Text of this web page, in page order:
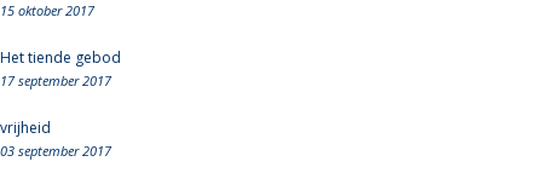
15 oktober 2017
Het tiende gebod
17 september 2017
vrijheid
03 september 2017